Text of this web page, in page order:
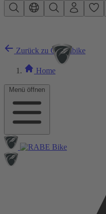
Zum Hauptinhalt springen
Menü öffnen
Zurück zu Gravelbike
Home